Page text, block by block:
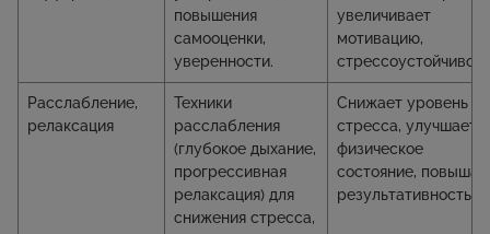
повышения
самооценки,
уверенности.
увеличивает
мотивацию,
Расслабление,
релаксация
Техники
расслабления
(глубокое дыхание,
прогрессивная
релаксация) для
снижения стресса,
Снижает уровень
стресса, улучшает
физическое
состояние,
результативность.